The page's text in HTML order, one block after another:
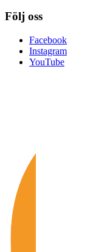
Följ oss
Facebook
Instagram
YouTube